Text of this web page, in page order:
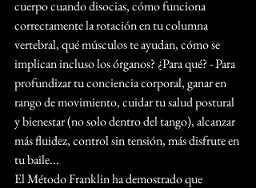
cuerpo cuando disocias, cómo funciona
correctamente la rotación en tu columna
vertebral, qué músculos te ayudan, cómo se
implican incluso los órganos? ¿Para qué? - Para
profundizar tu conciencia corporal, ganar en
rango de movimiento, cuidar tu salud postural
y bienestar (no solo dentro del tango), alcanzar
más fluidez, control sin tensión, más disfrute en
tu baile...
El Método Franklin ha demostrado que